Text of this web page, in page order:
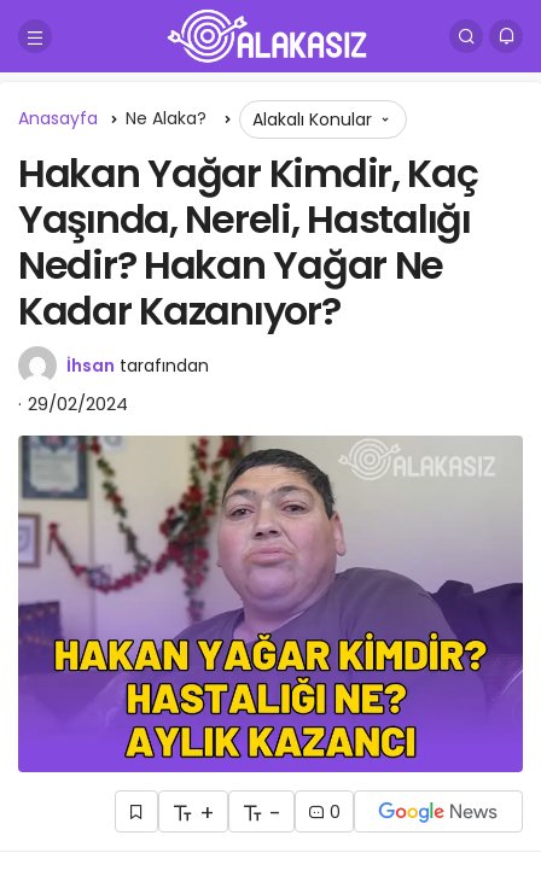
Anasayfa Ne Alaka? Alakalı Konular
Hakan Yağar Kimdir, Kaç
Yaşında, Nereli, Hastalığı
Nedir? Hakan Yağar Ne
Kadar Kazanıyor?
İhsan tarafından
29/02/2024
+ - 0